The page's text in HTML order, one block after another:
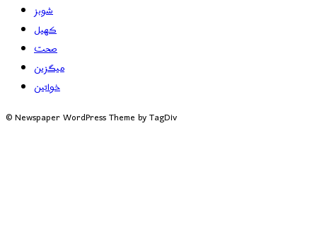
شوبز
کھیل
صحت
میگزین
خواتین
© Newspaper WordPress Theme by TagDiv